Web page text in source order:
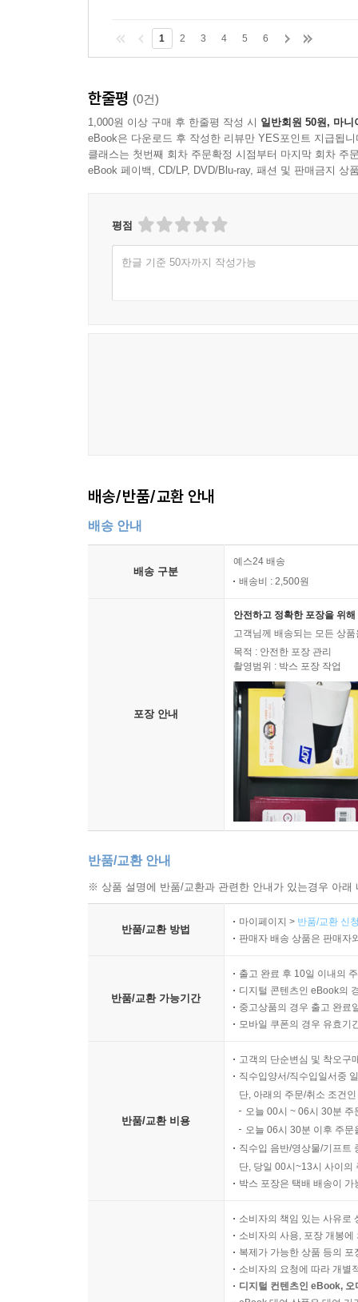
1 2 3 4 5 6
한줄평 (0건)
1,000원 이상 구매 후 한줄평 작성 시 일반회원 50원, 마니
eBook은 다운로드 후 작성한 리뷰만 YES포인트 지급됩니
클래스는 첫번째 회차 주문확정 시점부터 마지막 회차 주
eBook 페이백, CD/LP, DVD/Blu-ray, 패션 및 판매금지 상
평점
한글 기준 50자까지 작성가능
배송/반품/교환 안내
배송 안내
배송 구분
예스24 배송
배송비 : 2,500원
포장 안내
안전하고 정확한 포장을 위
고객님께 배송되는 모든 상
목적 : 안전한 포장 관리
촬영범위 : 박스 포장 작업
반품/교환 안내
※ 상품 설명에 반품/교환과 관련한 안내가 있는경우 아
반품/교환 방법
마이페이지 > 반품/교환 신
판매자 배송 상품은 판매자
반품/교환 가능기간
출고 완료 후 10일 이내의
디지털 콘텐츠인 eBook의
중고상품의 경우 출고 완료
모바일 쿠폰의 경우 유효기
반품/교환 비용
고객의 단순변심 및 착오구
직수입양서/직수입일서중
단, 아래의 주문/취소 조건
오늘 00시 ~ 06시 30분
오늘 06시 30분 이후 주
직수입 음반/영상물/기프트
단, 당일 00시~13시 사이의
박스 포장은 택배 배송이
소비자의 책임 있는 사유로
소비자의 사용, 포장 개봉
복제가 가능한 상품 등의
소비자의 요청에 따라 개별
디지털 컨텐츠인 eBook,